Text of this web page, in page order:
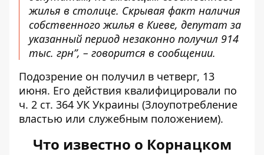
жилья в столице. Скрывая факт наличия
собственного жилья в Киеве, депутат за
указанный период незаконно получил 914
тыс. грн”, – говорится в сообщении.
Подозрение он получил в четверг, 13
июня. Его действия квалифицировали по
ч. 2 ст. 364 УК Украины (Злоупотребление
властью или служебным положением).
Что известно о Корнацком